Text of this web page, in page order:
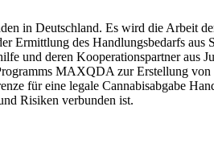
in Deutschland. Es wird die Arbeit
des Handlungsbedarfs
und deren Kooperationspartner aus
MAXQDA zur Erstellung
für eine legale Cannabisabgabe
Risiken verbunden ist.